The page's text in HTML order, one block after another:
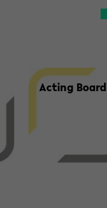
Ac­ting Board